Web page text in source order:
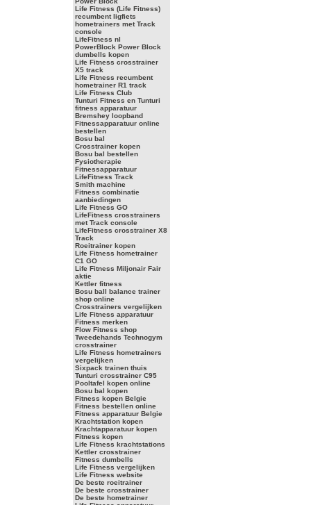
Life Fitness (Life Fitness)
recumbent ligfiets
hometrainers met Track
console
LifeFitness nl
PowerBlock Power Block
dumbells kopen
Life Fitness crosstrainer
X5 track
Life Fitness recumbent
hometrainer R1 track
Life Fitness Club
Tunturi Fitness en Tunturi
fitness apparatuur
Bremshey loopband
Fitnessapparatuur online
bestellen
Bosu bal
Crosstrainer kopen
Bosu bal bestellen
Fysiotherapie
Fitnessapparatuur
LifeFitness Track
Smith machine
Fitness combinatie
aanbiedingen
Life Fitness GO
LifeFitness crosstrainers
met Track console
LifeFitness crosstrainer X8
Track
Roeitrainer kopen
Life Fitness hometrainer
C1 GO
Life Fitness Miljonair Fair
aktie
Kettler fitness
Bosu ball balance trainer
shop online
Crosstrainers vergelijken
Life Fitness apparatuur
Fitness merken
Flow Fitness shop
Tweedehands Technogym
crosstrainer
Life Fitness hometrainers
vergelijken
Sixpack trainen thuis
Tunturi crosstrainer C95
Pooltafel kopen online
Bosu bal kopen
Fitness kopen Belgie
Fitness bestellen online
Fitness apparatuur Belgie
Krachtstation kopen
Krachtapparatuur kopen
Fitness kopen
Life Fitness krachtstations
Kettler crosstrainer
Fitness dumbells
Life Fitness vergelijken
Life Fitness website
De beste roeitrainer
De beste crosstrainer
De beste hometrainer